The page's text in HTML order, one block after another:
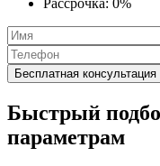
Быстрый
параметрам